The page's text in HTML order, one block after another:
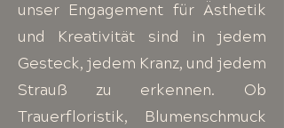
unser Engagement für Ästhetik
und Kreativität sind in jedem
Gesteck, jedem Kranz, und jedem
Strauß zu erkennen. Ob
Trauerfloristik, Blumenschmuck